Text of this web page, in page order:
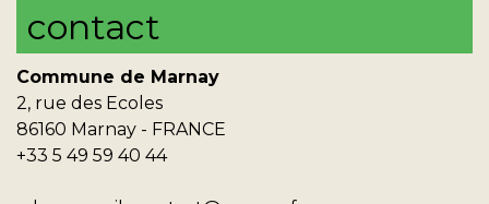
contact
Commune de Marnay
2, rue des Ecoles
86160 Marnay - FRANCE
+33 5 49 59 40 44